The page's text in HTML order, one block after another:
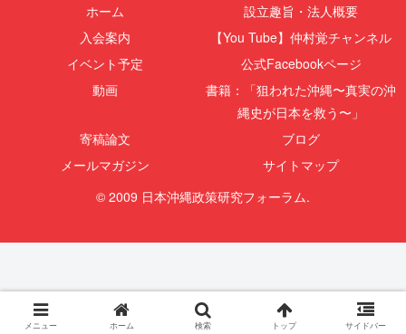
ホーム
設立趣旨・法人概要
入会案内
【You Tube】仲村覚チャンネル
イベント予定
公式Facebookページ
動画
書籍：「狙われた沖縄〜真実の沖
縄史が日本を救う〜」
寄稿論文
ブログ
メールマガジン
サイトマップ
© 2009 日本沖縄政策研究フォーラム.
メニュー ホーム 検索 トップ サイドバー